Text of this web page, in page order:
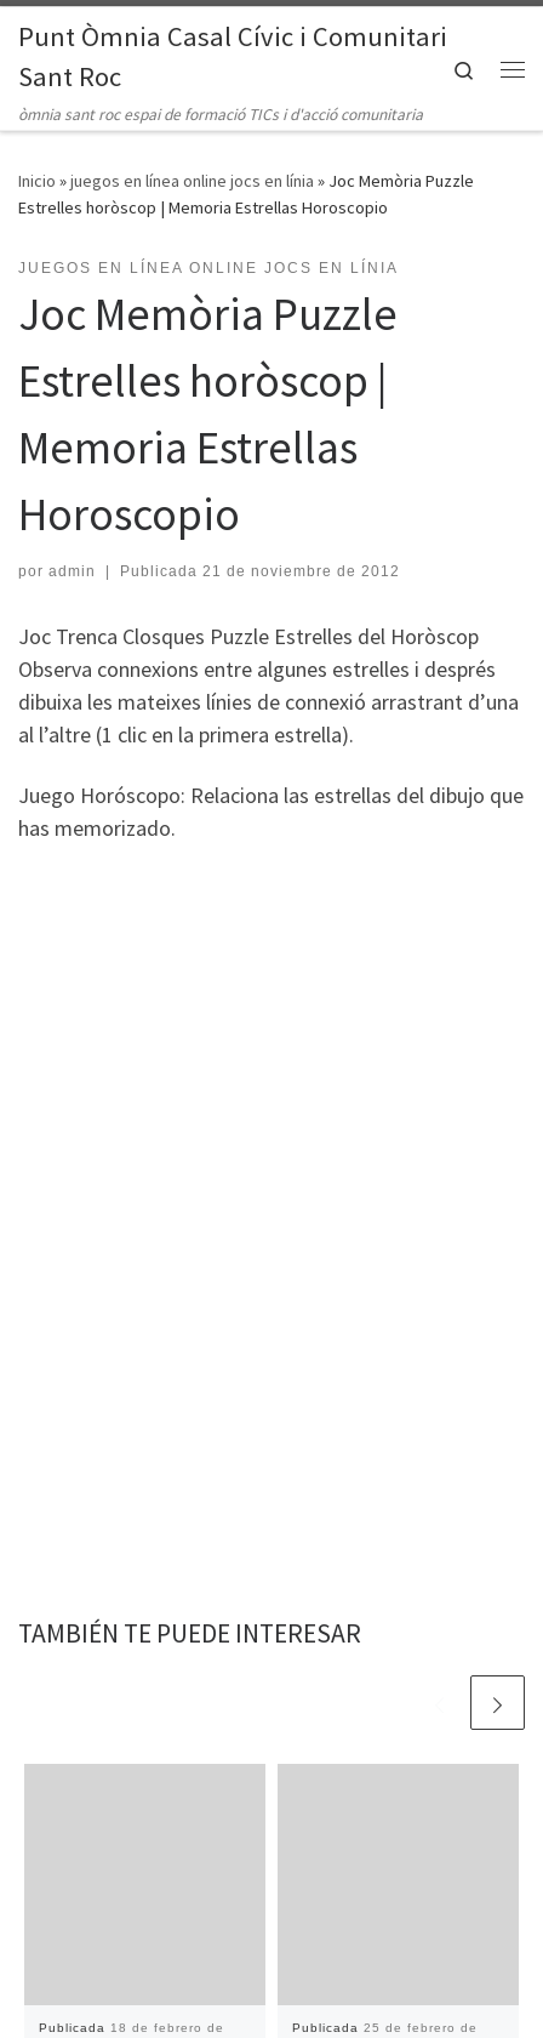
Saltar al contenido
Punt Òmnia Casal Cívic i Comunitari
Sant Roc
òmnia sant roc espai de formació TICs i d'acció comunitaria
Search
Inicio »juegos en línea online jocs en línia » Joc Memòria Puzzle
Estrelles horòscop | Memoria Estrellas Horoscopio
JUEGOS EN LÍNEA ONLINE JOCS EN LÍNIA
Joc Memòria Puzzle
Estrelles horòscop |
Memoria Estrellas
Horoscopio
por admin Publicada 21 de noviembre de 2012
Joc Trenca Closques Puzzle Estrelles del Horòscop
Observa connexions entre algunes estrelles i després
dibuixa les mateixes línies de connexió arrastrant d’una
al l’altre (1 clic en la primera estrella).
Juego Horóscopo: Relaciona las estrellas del dibujo que
has memorizado.
TAMBIÉN TE PUEDE INTERESAR
Publicada 18 de febrero de
Publicada 25 de febrero de